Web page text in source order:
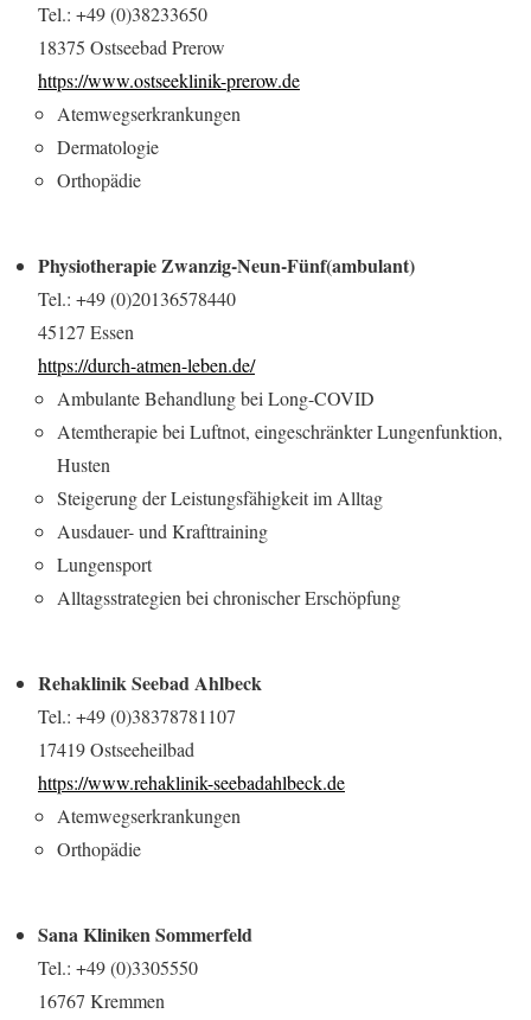
Tel.: +49 (0)38233650
18375 Ostseebad Prerow
https://www.ostseeklinik-prerow.de
Atemwegserkrankungen
Dermatologie
Orthopädie
Physiotherapie Zwanzig-Neun-Fünf(ambulant)
Tel.: +49 (0)20136578440
45127 Essen
https://durch-atmen-leben.de/
Ambulante Behandlung bei Long-COVID
Atemtherapie bei Luftnot, eingeschränkter Lungenfunktion,
Husten
Steigerung der Leistungsfähigkeit im Alltag
Ausdauer- und Krafttraining
Lungensport
Alltagsstrategien bei chronischer Erschöpfung
Rehaklinik Seebad Ahlbeck
Tel.: +49 (0)38378781107
17419 Ostseeheilbad
https://www.rehaklinik-seebadahlbeck.de
Atemwegserkrankungen
Orthopädie
Sana Kliniken Sommerfeld
Tel.: +49 (0)3305550
16767 Kremmen